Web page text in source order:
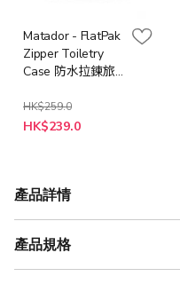
Matador - FlatPak
Zipper Toiletry
Case 防水拉鍊旅
HK$259.0
特
HK$239.0
產品詳情
產品規格